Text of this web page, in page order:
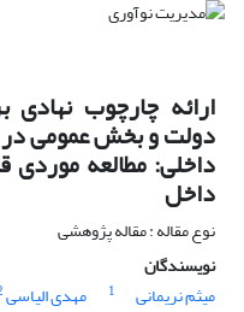
ارائه چارچوب
دولت و بخش عمومی در
داخلی: مطالعه موردی
داخل
نوع مقاله : مقاله پژوهشی
نویسندگان
میثم نریمانی
1 مهدی الیاسی